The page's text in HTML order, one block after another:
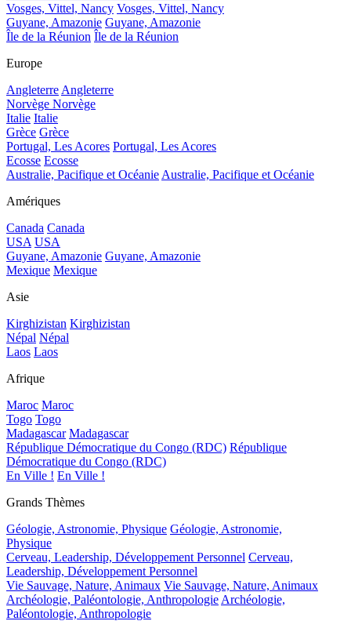
Vosges, Vittel, Nancy Vosges, Vittel, Nancy
Guyane, Amazonie Guyane, Amazonie
Île de la Réunion Île de la Réunion
Europe
AngleterreAngleterre
Norvège Norvège
Italie Italie
Grèce Grèce
Portugal, Les Acores Portugal, Les Acores
Ecosse Ecosse
Australie, Pacifique et OcéanieAustralie, Pacifique et Océanie
Amériques
Canada Canada
USA USA
Guyane, Amazonie Guyane, Amazonie
Mexique Mexique
Asie
Kirghizistan Kirghizistan
Népal Népal
Laos Laos
Afrique
Maroc Maroc
Togo Togo
Madagascar Madagascar
République Démocratique du Congo (RDC) République
Démocratique du Congo (RDC)
En Ville ! En Ville !
Grands Thèmes
Géologie, Astronomie, Physique Géologie, Astronomie,
Physique
Cerveau, Leadership, Développement Personnel Cerveau,
Leadership, Développement Personnel
Vie Sauvage, Nature, Animaux Vie Sauvage, Nature, Animaux
Archéologie, Paléontologie, AnthropologieArchéologie,
Paléontologie, Anthropologie